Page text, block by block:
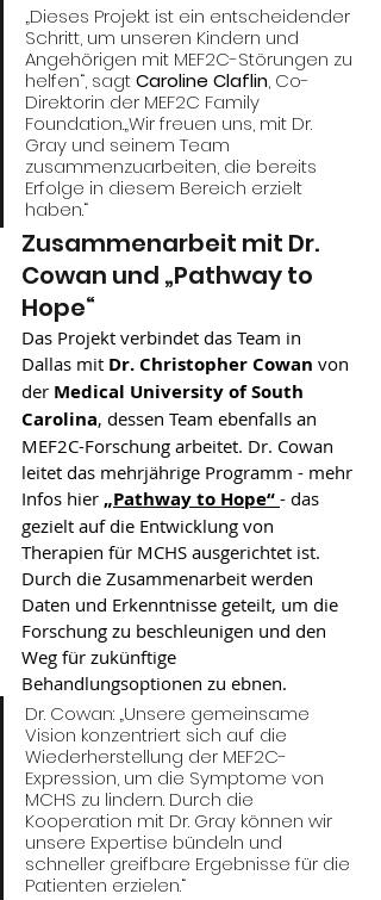
„Dieses Projekt ist ein entscheidender
Schritt, um unseren Kindern und
Angehörigen mit MEF2C-Störungen zu
helfen“, sagt Caroline Claflin, Co-
Direktorin der MEF2C Family
Foundation.„Wir freuen uns, mit Dr.
Gray und seinem Team
zusammenzuarbeiten, die bereits
Erfolge in diesem Bereich erzielt
haben.“
Zusammenarbeit mit Dr.
Cowan und „Pathway to
Hope“
Das Projekt verbindet das Team in
Dallas mit Dr. Christopher Cowan von
der Medical University of South
Carolina, dessen Team ebenfalls an
MEF2C-Forschung arbeitet. Dr. Cowan
leitet das mehrjährige Programm - mehr
Infos hier „Pathway to Hope“ - das
gezielt auf die Entwicklung von
Therapien für MCHS ausgerichtet ist.
Durch die Zusammenarbeit werden
Daten und Erkenntnisse geteilt, um die
Forschung zu beschleunigen und den
Weg für zukünftige
Behandlungsoptionen zu ebnen.
Dr. Cowan: „Unsere gemeinsame
Vision konzentriert sich auf die
Wiederherstellung der MEF2C-
Expression, um die Symptome von
MCHS zu lindern. Durch die
Kooperation mit Dr. Gray können wir
unsere Expertise bündeln und
schneller greifbare Ergebnisse für die
Patienten erzielen.“